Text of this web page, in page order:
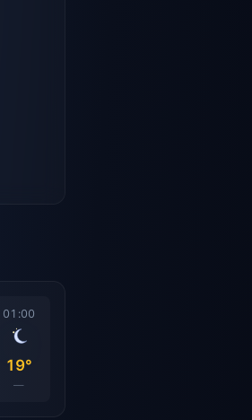
01:00
19°
—